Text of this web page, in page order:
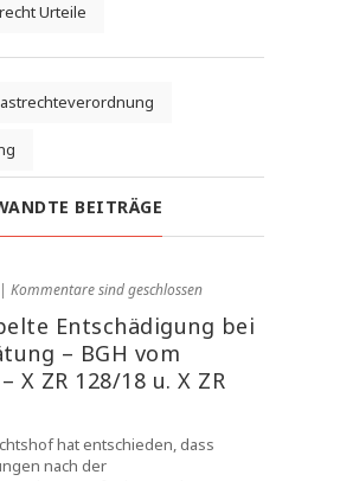
Urteile
BEITRÄGE
| Kommentare sind geschlossen
Entschädigung bei
– BGH vom
X ZR 128/18 u. X ZR
hat entschieden, dass
nach der